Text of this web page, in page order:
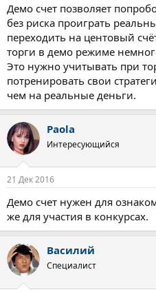
Демо счет позволяет
без риска проиграть
переходить на центовый
торги в демо режиме
Это нужно учитывать при
потренировать свои
чем на реальные деньги.
Paola
Интересующийся
21 Дек 2016
Демо счет нужен для
же для участия в конкурсах.
Василий
Специалист